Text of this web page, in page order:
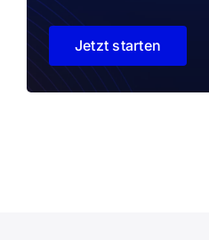
Jetzt starten